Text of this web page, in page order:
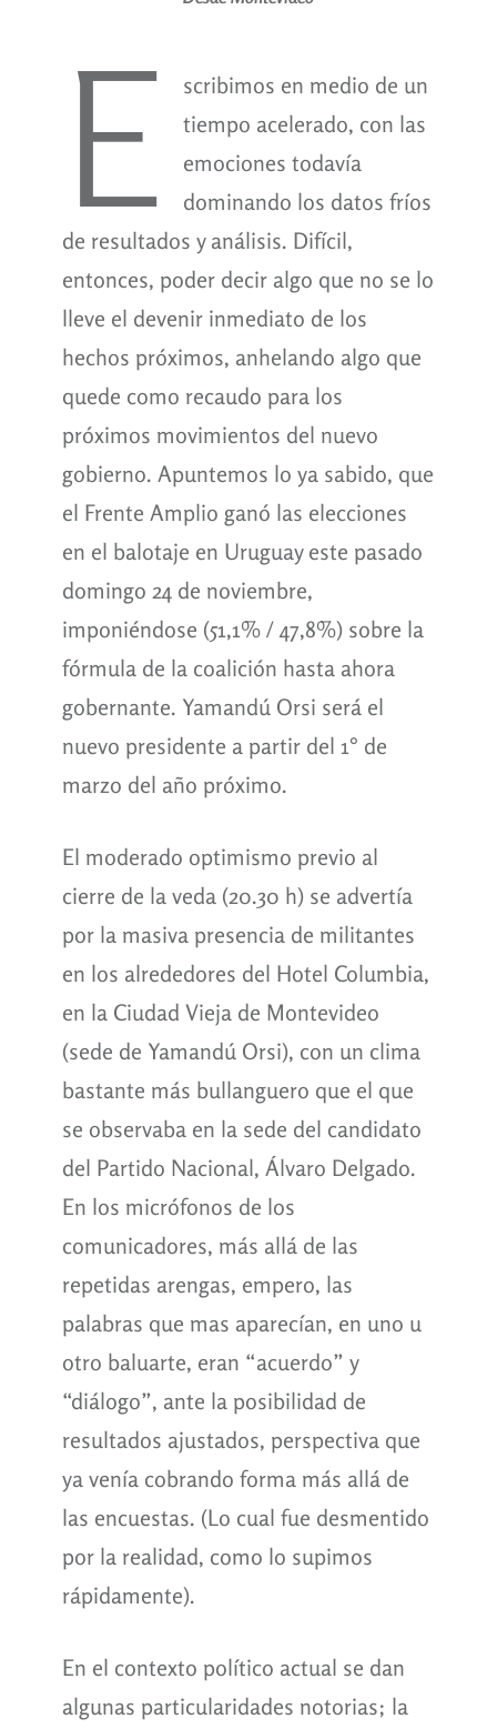
E
scribimos en medio de un
tiempo acelerado, con las
emociones todavía
dominando los datos fríos
de resultados y análisis. Difícil,
entonces, poder decir algo que no se lo
lleve el devenir inmediato de los
hechos próximos, anhelando algo que
quede como recaudo para los
próximos movimientos del nuevo
gobierno. Apuntemos lo ya sabido, que
el Frente Amplio ganó las elecciones
en el balotaje en Uruguay este pasado
domingo 24 de noviembre,
imponiéndose (51,1% / 47,8%) sobre la
fórmula de la coalición hasta ahora
gobernante. Yamandú Orsi será el
nuevo presidente a partir del 1° de
marzo del año próximo.
El moderado optimismo previo al
cierre de la veda (20.30 h) se advertía
por la masiva presencia de militantes
en los alrededores del Hotel Columbia,
en la Ciudad Vieja de Montevideo
(sede de Yamandú Orsi), con un clima
bastante más bullanguero que el que
se observaba en la sede del candidato
del Partido Nacional, Álvaro Delgado.
En los micrófonos de los
comunicadores, más allá de las
repetidas arengas, empero, las
palabras que mas aparecían, en uno u
otro baluarte, eran “acuerdo” y
“diálogo”, ante la posibilidad de
resultados ajustados, perspectiva que
ya venía cobrando forma más allá de
las encuestas. (Lo cual fue desmentido
por la realidad, como lo supimos
rápidamente).
En el contexto político actual se dan
algunas particularidades notorias; la